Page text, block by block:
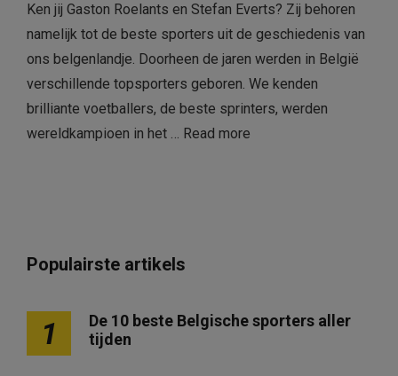
Ken jij Gaston Roelants en Stefan Everts? Zij behoren
namelijk tot de beste sporters uit de geschiedenis van
ons belgenlandje. Doorheen de jaren werden in België
verschillende topsporters geboren. We kenden
brilliante voetballers, de beste sprinters, werden
wereldkampioen in het … Read more
Populairste artikels
1
De 10 beste Belgische sporters aller
tijden